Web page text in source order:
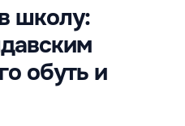
школу:
обуть и